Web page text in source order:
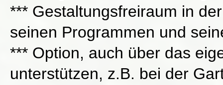
*** Gestaltungsfreiraum in
seinen Programmen und
*** Option, auch über das
unterstützen, z.B. bei der